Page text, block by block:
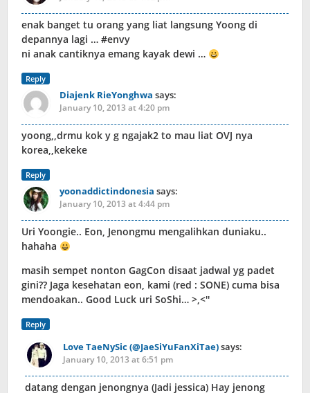
enak banget tu orang yang liat langsung Yoong di
depannya lagi … #envy
ni anak cantiknya emang kayak dewi …
Reply
Diajenk RieYonghwa says:
January 10, 2013 at 4:20 pm
yoong,,drmu kok y g ngajak2 to mau liat OVJ nya
korea,,kekeke
Reply
yoonaddictindonesia says:
January 10, 2013 at 4:44 pm
Uri Yoongie.. Eon, Jenongmu mengalihkan duniaku..
hahaha
masih sempet nonton GagCon disaat jadwal yg padet
gini?? Jaga kesehatan eon, kami (red : SONE) cuma bisa
mendoakan.. Good Luck uri SoShi… >,<''
Reply
Love TaeNySic (@JaeSiYuFanXiTae)says:
January 10, 2013 at 6:51 pm
datang dengan jenongnya (Jadi jessica) Hay jenong